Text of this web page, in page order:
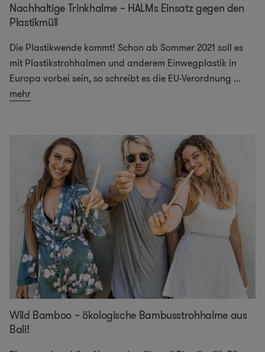
Nachhaltige Trinkhalme – HALMs Einsatz gegen den
Plastikmüll
Die Plastikwende kommt! Schon ab Sommer 2021 soll es
mit Plastikstrohhalmen und anderem Einwegplastik in
Europa vorbei sein, so schreibt es die EU-Verordnung ...
mehr
Wild Bamboo – ökologische Bambusstrohhalme aus
Bali!